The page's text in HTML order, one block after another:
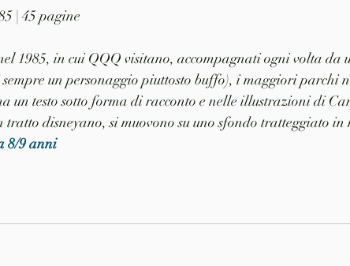
| 45 pagine
1985, in cui QQQ visitano, accompagnati ogni volta da
sempre un personaggio piuttosto buffo), i maggiori parchi
un testo sotto forma di racconto e nelle illustrazioni di
tratto disneyano, si muovono su uno sfondo tratteggiato
8/9 anni